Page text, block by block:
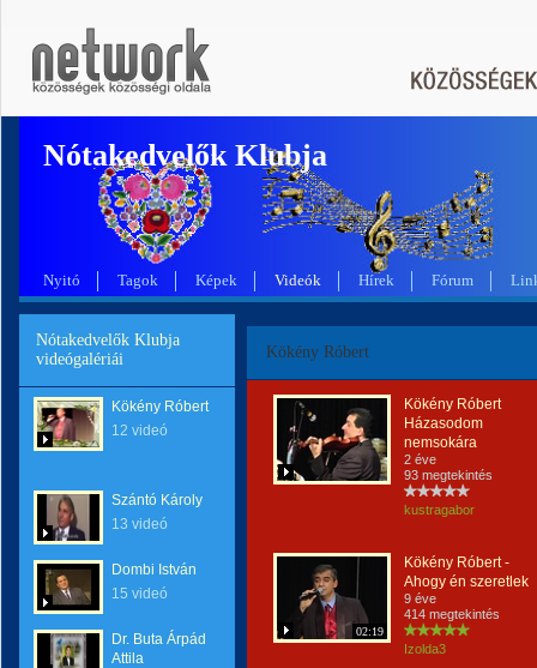
Nótakedvelők Klubja
Nyitó Tagok Képek Videók Hírek Fórum
Nótakedvelők Klubja
videógalériái
Kökény Róbert
12 videó
Szántó Károly
13 videó
Dombi István
15 videó
Dr. Buta Árpád
Attila
Kökény Róbert
Kökény Róbert
Házasodom
nemsokára
2 éve
93 megtekintés
kustragabor
02:19
Kökény Róbert -
Ahogy én szeretlek
9 éve
414 megtekintés
Izolda3